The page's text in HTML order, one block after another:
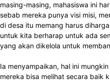
masing-masing, mahasiswa ini
sebab mereka punya visi misi,
di desa itu memang harus
untuk kita berharap untuk ada
yang akan dikelola untuk
Ia menyampaikan, hal ini
mereka bisa melihat secara baik